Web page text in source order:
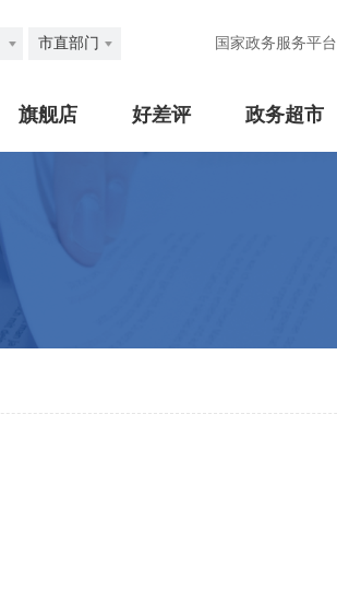
市直部门 国家政务服务平台
旗舰店 好差评 政务超市